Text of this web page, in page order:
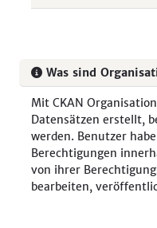
Was sind
Mit CKAN
Datensätzen erstellt,
werden. Benutzer
Berechtigungen
von ihrer
bearbeiten,